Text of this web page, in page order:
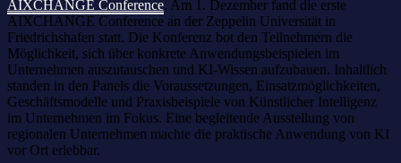
AIXCHANGE Conference. Am 1. Dezember fand die erste
AIXCHANGE Conference an der Zeppelin Universität in
Friedrichshafen statt. Die Konferenz bot den Teilnehmern die
Möglichkeit, sich über konkrete Anwendungsbeispielen im
Unternehmen auszutauschen und KI-Wissen aufzubauen. Inhaltlich
standen in den Panels die Voraussetzungen, Einsatzmöglichkeiten,
Geschäftsmodelle und Praxisbeispiele von Künstlicher Intelligenz
im Unternehmen im Fokus. Eine begleitende Ausstellung von
regionalen Unternehmen machte die praktische Anwendung von KI
vor Ort erlebbar.